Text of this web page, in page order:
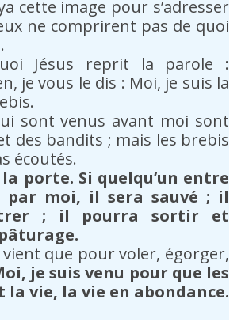
cette image pour s’adresser
ne comprirent pas de quoi
Jésus reprit la parole :
je vous le dis : Moi, je suis la
sont venus avant moi sont
des bandits ; mais les brebis
écoutés.
porte. Si quelqu’un entre
par moi, il sera sauvé ; il
; il pourra sortir et
que pour voler, égorger,
je suis venu pour que les
la vie, la vie en abondance.